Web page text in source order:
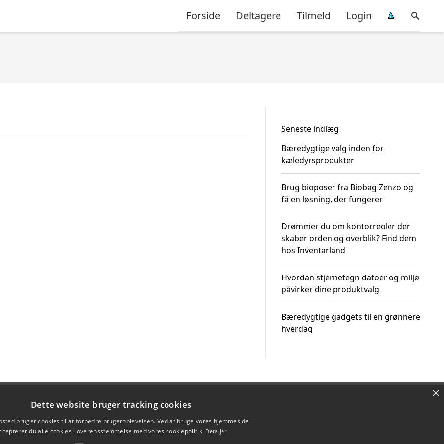
Forside Deltagere Tilmeld Login
Seneste indlæg
Bæredygtige valg inden for
kæledyrsprodukter
Brug bioposer fra Biobag Zenzo og
få en løsning, der fungerer
Drømmer du om kontorreoler der
skaber orden og overblik? Find dem
hos Inventarland
Hvordan stjernetegn datoer og miljø
påvirker dine produktvalg
Bæredygtige gadgets til en grønnere
hverdag
×
Dette website bruger tracking cookies
bruger cookies til at forbedre brugeroplevelsen. Ved at bruge vores hjemmeside
du alle cookies i overensstemmelse med vores cookiepolitik. Detaljer